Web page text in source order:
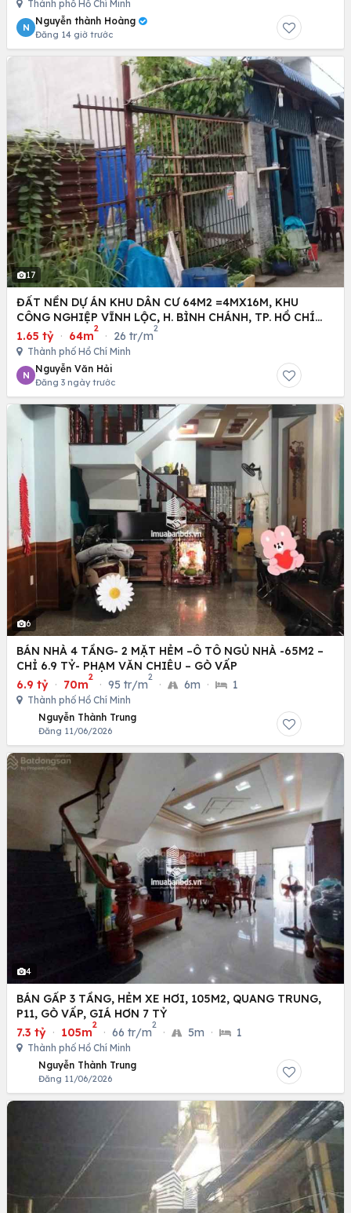
Thành phố Hồ Chí Minh
N
Nguyễn thành Hoàng
Đăng 14 giờ trước
17
ĐẤT NỀN DỰ ÁN KHU DÂN CƯ 64M2 =4MX16M, KHU
CÔNG NGHIỆP VĨNH LỘC, H. BÌNH CHÁNH, TP. HỒ CHÍ
MINH
1.65 tỷ · 64m
2
· 26 tr/m
2
Thành phố Hồ Chí Minh
N
Nguyễn Văn Hải
Đăng 3 ngày trước
6
BÁN NHÀ 4 TẦNG- 2 MẶT HẺM –Ô TÔ NGỦ NHÀ -65M2 –
CHỈ 6.9 TỶ- PHẠM VĂN CHIÊU – GÒ VẤP
6.9 tỷ · 70m
2
· 95 tr/m
2
· 6m · 1
Thành phố Hồ Chí Minh
Nguyễn Thành Trung
Đăng 11/06/2026
4
BÁN GẤP 3 TẦNG, HẺM XE HƠI, 105M2, QUANG TRUNG,
P11, GÒ VẤP, GIÁ HƠN 7 TỶ
7.3 tỷ · 105m
2
· 66 tr/m
2
· 5m · 1
Thành phố Hồ Chí Minh
Nguyễn Thành Trung
Đăng 11/06/2026